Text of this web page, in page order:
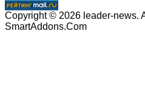
Copyright © 2026 leader-news.
SmartAddons.Com